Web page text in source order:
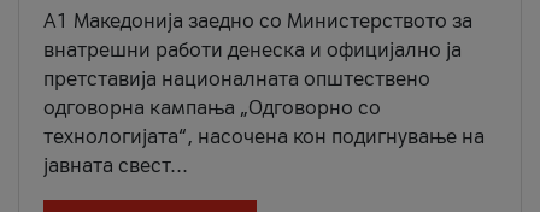
A1 Македонија заедно со Министерството за
внатрешни работи денеска и официјално ја
претставија националната општествено
одговорна кампања „Одговорно со
технологијата“, насочена кон подигнување на
јавната свест...